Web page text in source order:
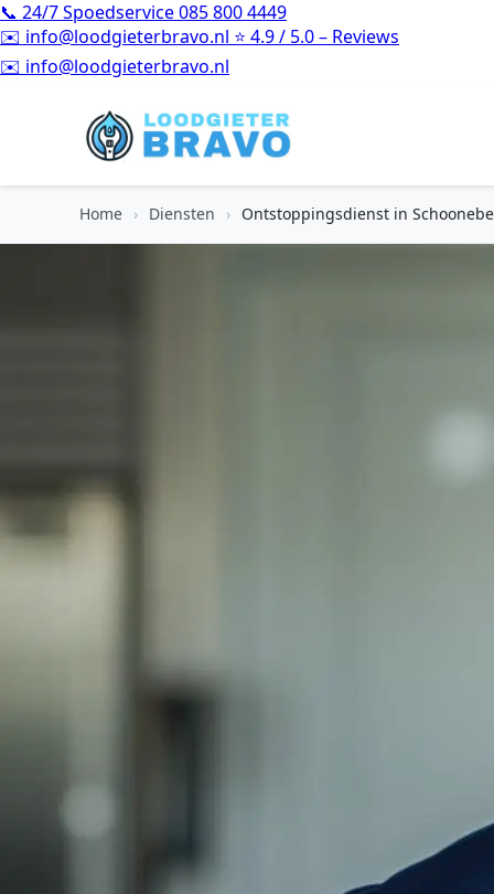
📞 24/7 Spoedservice085 800 4449
✉️ info@loodgieterbravo.nl ⭐ 4.9 / 5.0 – Reviews
⭐4.9 / 5.0 – Reviews
Home › Diensten › Ontstoppingsdienst in